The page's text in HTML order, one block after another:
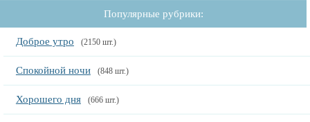
Популярные рубрики:
Доброе утро (2150 шт.)
Спокойной ночи (848 шт.)
Хорошего дня (666 шт.)